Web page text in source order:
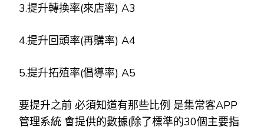
3.提升轉換率(來店率) A3
4.提升回頭率(再購率) A4
5.提升拓殖率(倡導率) A5
要提升之前 必須知道有那些比例 是集常客APP
管理系統 會提供的數據(除了標準的30個主要指